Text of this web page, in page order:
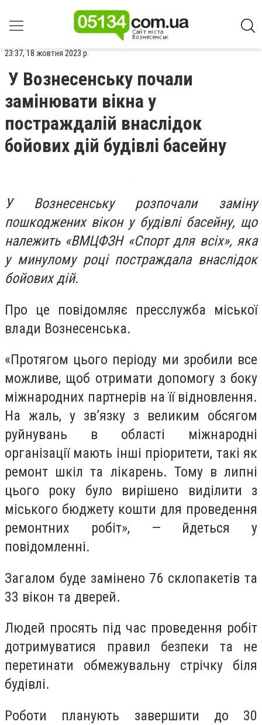
23:37, 18 жовтня 2023 р.
У Вознесенську почали
замінювати вікна у
постраждалій внаслідок
бойових дій будівлі басейну
У Вознесенську розпочали заміну
пошкоджених вікон у будівлі басейну, що
належить «ВМЦФЗН «Спорт для всіх», яка
у минулому році постраждала внаслідок
бойових дій.
Про це повідомляє пресслужба міської
влади Вознесенська.
«Протягом цього періоду ми зробили все
можливе, щоб отримати допомогу з боку
міжнародних партнерів на її відновлення.
На жаль, у звʼязку з великим обсягом
руйнувань в області міжнародні
організації мають інші пріоритети, такі як
ремонт шкіл та лікарень. Тому в липні
цього року було вирішено виділити з
міського бюджету кошти для проведення
ремонтних робіт», — йдеться у
повідомленні.
Загалом буде замінено 76 склопакетів та
33 вікон та дверей.
Людей просять під час проведення робіт
дотримуватися правил безпеки та не
перетинати обмежувальну стрічку біля
будівлі.
Роботи планують завершити до 30